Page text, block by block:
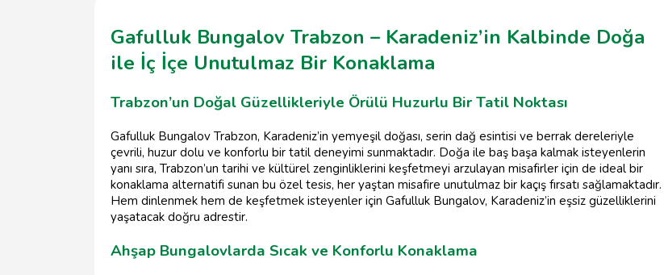
Gafulluk Bungalov Trabzon – Karadeniz’in Kalbinde Doğa
ile İç İçe Unutulmaz Bir Konaklama
Trabzon’un Doğal Güzellikleriyle Örülü Huzurlu Bir Tatil Noktası
Gafulluk Bungalov Trabzon, Karadeniz’in yemyeşil doğası, serin dağ esintisi ve berrak dereleriyle
çevrili, huzur dolu ve konforlu bir tatil deneyimi sunmaktadır. Doğa ile baş başa kalmak isteyenlerin
yanı sıra, Trabzon’un tarihi ve kültürel zenginliklerini keşfetmeyi arzulayan misafirler için de ideal bir
konaklama alternatifi sunan bu özel tesis, her yaştan misafire unutulmaz bir kaçış fırsatı sağlamaktadır.
Hem dinlenmek hem de keşfetmek isteyenler için Gafulluk Bungalov, Karadeniz’in eşsiz güzelliklerini
yaşatacak doğru adrestir.
Ahşap Bungalovlarda Sıcak ve Konforlu Konaklama